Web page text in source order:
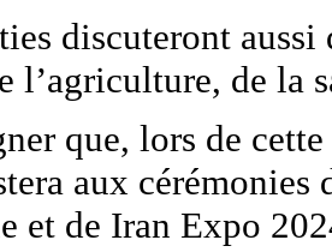
discuteront aussi
l’agriculture, de la
que, lors de
aux
et de Iran Expo